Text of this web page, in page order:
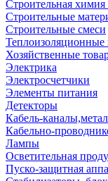
Строительная
Строительные
Строительные смеси
Теплоизоляционные
Хозяйственные
Электрика
Электросчетчики
Элементы питания
Детекторы
Кабель-
Кабельно-
Лампы
Осветительная
Пуско-защитная